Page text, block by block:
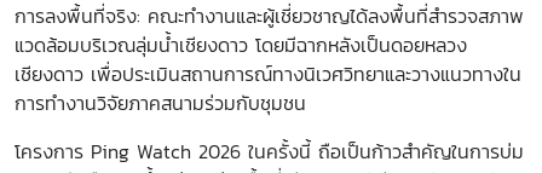
การลงพื้นที่จริง: คณะทำงานและผู้เชี่ยวชาญได้ลงพื้นที่สำรวจสภาพ
แวดล้อมบริเวณลุ่มน้ำเชียงดาว โดยมีฉากหลังเป็นดอยหลวง
เชียงดาว เพื่อประเมินสถานการณ์ทางนิเวศวิทยาและวางแนวทางใน
การทำงานวิจัยภาคสนามร่วมกับชุมชน
โครงการ Ping Watch 2026 ในครั้งนี้ ถือเป็นก้าวสำคัญในการบ่ม